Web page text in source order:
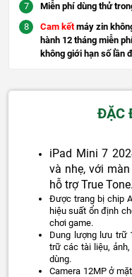
Miễn phí dùng thử
Cam kếtmáy zin
hành 12 tháng miễn
không giới hạn số lần
ĐẶC
iPad Mini 7
và nhẹ, với
hỗ trợ True Tone.
Được trang bị chip
hiệu suất ổn định
chơi game.
Dung lượng lưu trữ
trữ các tài liệu,
dùng.
Camera 12MP ở